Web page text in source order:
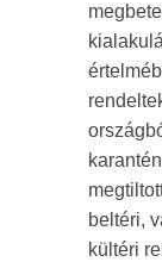
beltéri,
kültéri